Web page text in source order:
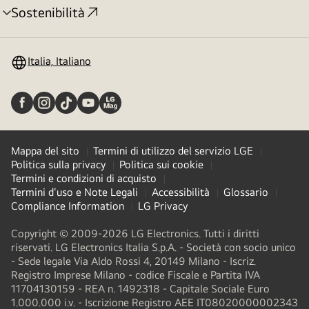
Sostenibilità
Attivazione
Italia, Italiano
Mappa del sito
Termini di utilizzo del servizio LGE
Politica sulla privacy
Politica sui cookie
Termini e condizioni di acquisto
Termini d'uso e Note Legali
Accessibilità
Glossario
Compliance Information
LG Privacy
Copyright © 2009-2026 LG Electronics. Tutti i diritti
riservati. LG Electronics Italia S.p.A. - Società con socio unico
- Sede legale Via Aldo Rossi 4, 20149 Milano - Iscriz.
Registro Imprese Milano - codice Fiscale e Partita IVA
11704130159 - REA n. 1492318 - Capitale Sociale Euro
1.000.000 i.v. - Iscrizione Registro AEE IT08020000002343​